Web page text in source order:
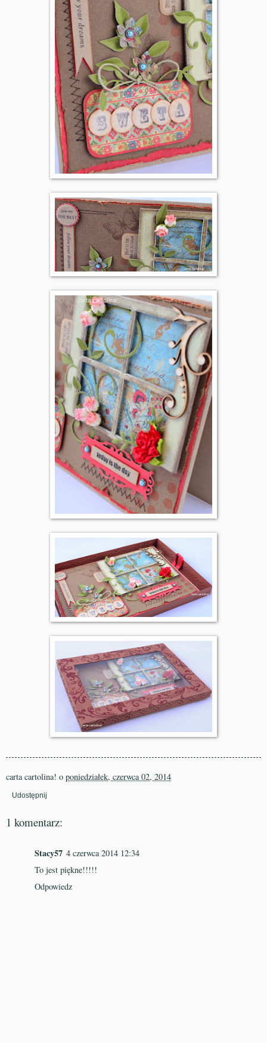
carta cartolina! o poniedziałek, czerwca 02, 2014
Udostępnij
1 komentarz:
Stacy57 4 czerwca 2014 12:34
To jest piękne!!!!!
Odpowiedz